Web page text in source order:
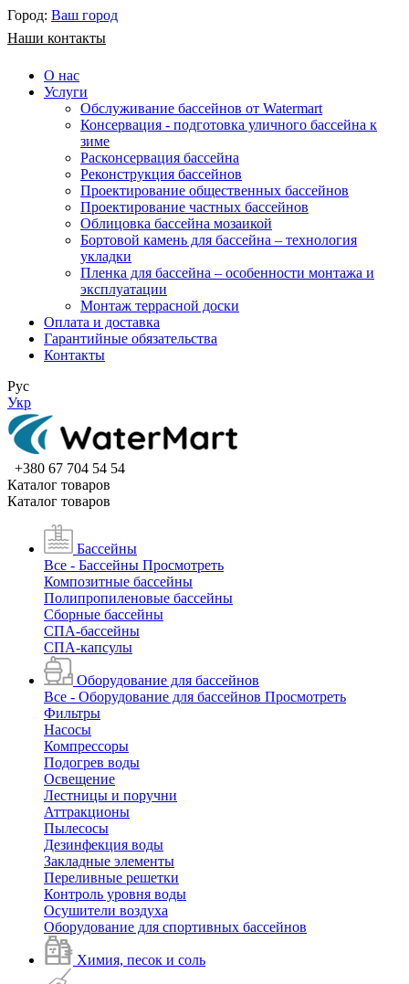
Город: Ваш город
Наши контакты
О нас
Услуги
Обслуживание бассейнов от Watermart
Консервация - подготовка уличного бассейна к
зиме
Расконсервация бассейна
Реконструкция бассейнов
Проектирование общественных бассейнов
Проектирование частных бассейнов
​Облицовка бассейна мозаикой
Бортовой камень для бассейна – технология
укладки
Пленка для бассейна – особенности монтажа и
эксплуатации
Монтаж террасной доски
Оплата и доставка
Гарантийные обязательства
Контакты
Рус
Укр
+380 67 704 54 54
Каталог товаров
Каталог товаров
Бассейны
Все - Бассейны Просмотреть
Композитные бассейны
Полипропиленовые бассейны
Сборные бассейны
СПА-бассейны
СПА-капсулы
Оборудование для бассейнов
Все - Оборудование для бассейнов Просмотреть
Фильтры
Насосы
Компрессоры
Подогрев воды
Освещение
Лестницы и поручни
Аттракционы
Пылесосы
Дезинфекция воды
Закладные элементы
Переливные решетки
Контроль уровня воды
Осушители воздуха
Оборудование для спортивных бассейнов
Химия, песок и соль